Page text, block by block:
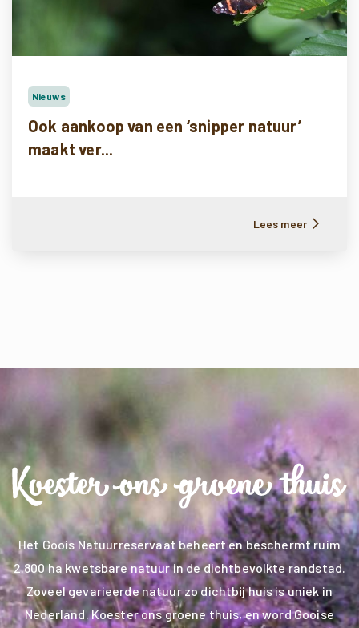
Nieuws
Ook aankoop van een ‘snipper natuur’
maakt ver...
Lees meer
Het Goois Natuurreservaat beheert en beschermt ruim
2.800 ha kwetsbare natuur in de dichtbevolkte randstad.
Zoveel gevarieerde natuur zo dichtbij huis is uniek in
Nederland. Koester ons groene thuis, en word Gooise